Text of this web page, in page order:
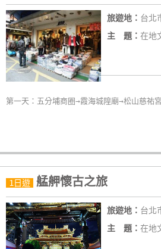
旅遊地： 台北
主 題： 在地
第一天：五分埔商圈→霞海城隍廟→松山慈祐
1日遊 艋舺懷古之旅
旅遊地： 台北
主 題： 在地